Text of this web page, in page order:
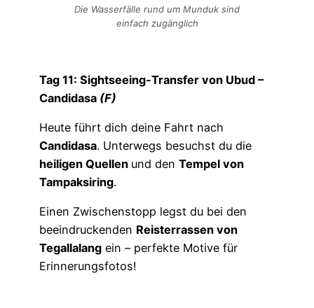
Die Wasserfälle rund um Munduk sind
einfach zugänglich
Tag 11: Sightseeing-Transfer von Ubud –
Candidasa (F)
Heute führt dich deine Fahrt nach
Candidasa. Unterwegs besuchst du die
heiligen Quellen und den Tempel von
Tampaksiring.
Einen Zwischenstopp legst du bei den
beeindruckenden Reisterrassen von
Tegallalang ein – perfekte Motive für
Erinnerungsfotos!